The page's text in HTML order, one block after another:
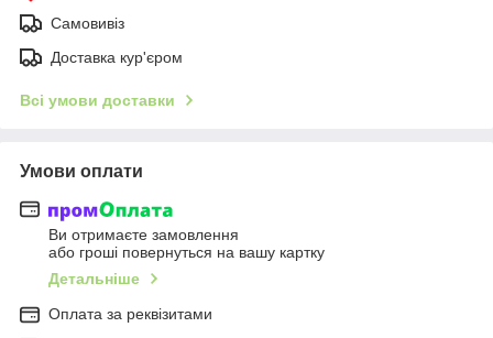
Самовивіз
Доставка кур'єром
Всі умови доставки
Умови оплати
Ви отримаєте замовлення
або гроші повернуться на вашу картку
Детальніше
Оплата за реквізитами